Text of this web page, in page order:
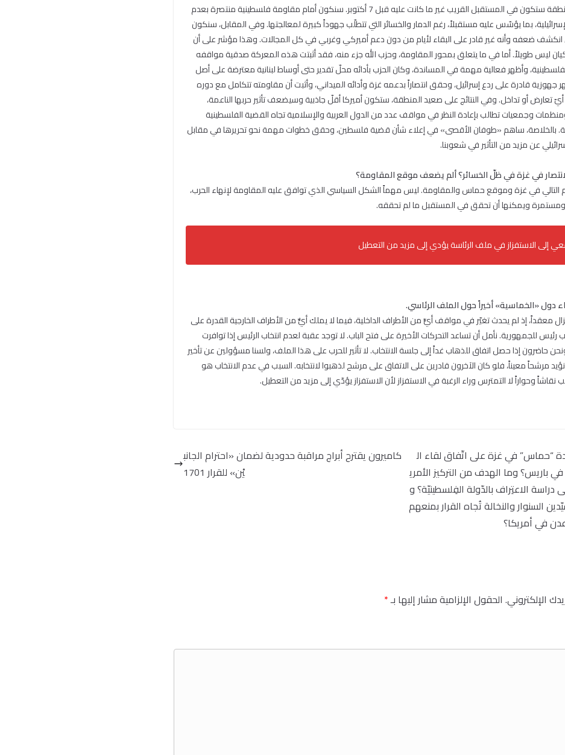
من المؤكد أن المنطقة ستكون في المستقبل القريب غير ما كانت عليه قبل 7 أكتوبر. سنكون أمام مقاومة فلسطينية منتصرة بعدم
بما يؤسّس عليه مستقبلاً، رغم الدمار والخسائر التي تتطلّب جهوداً كبيرة لمعالجتها. وفي المقابل، سنكون
انكشف ضعفه وأنه غير قادر على البقاء لأيام من دون دعم أميركي وغربي في كل المجالات. وهذا مؤشر على أن
ليس طويلاً. أما في ما يتعلق بمحور المقاومة، وحزب الله جزء منه، فقد أثبتت هذه المعركة صدقية مواقفه
وأظهر فعالية مهمة في المساندة، وكان الحزب بأدائه محلّ تقدير حتى أوساط لبنانية معترضة على أصل
قادرة على ردع إسرائيل، وحقق انتصاراً بدعمه غزة وأدائه الميداني، وأثبت أن مقاومته تتكامل مع دوره
تعارض أو تداخل. وفي النتائج على صعيد المنطقة، ستكون أميركا أقلّ جاذبية وسيضعف تأثير حربها الناعمة،
وجمعيات تطالب بإعادة النظر في مواقف عدد من الدول العربية والإسلامية تجاه القضية الفلسطينية
بالخلاصة، ساهم «طوفان الأقصى» في إعلاء شأن قضية فلسطين، وحقق خطوات مهمة نحو تحريرها في مقابل
عن مزيد من التأثير في شعوبنا.
في غزة في ظلّ الخسائر؟ ألم يضعف موقع المقاومة؟
التالي في غزة وموقع حماس والمقاومة. ليس مهماً الشكل السياسي الذي توافق عليه المقاومة لإنهاء الحرب،
ومستمرة ويمكنها أن تحقق في المستقبل ما لم تحققه.
إلى الاستفزاز في ملف الرئاسة يؤدي إلى مزيد من التعطيل
دول «الخماسية» أخيراً حول الملف الرئاسي.
معقداً، إذ لم يحدث تغيّر في مواقف أيٍّ من الأطراف الداخلية، فيما لا يملك أيٌّ من الأطراف الخارجية القدرة على
لانتخاب رئيس للجمهورية. نأمل أن تساعد التحركات الأخيرة على فتح الباب. لا توجد عقبة لعدم انتخاب الرئيس إذا توافرت
حاضرون إذا حصل اتفاق للذهاب غداً إلى جلسة الانتخاب. لا تأثير للحرب على هذا الملف، ولسنا مسؤولين عن تأخير
نؤيد مرشحاً معيناً، فلو كان الآخرون قادرين على الاتفاق على مرشح لذهبوا لانتخابه. السبب في عدم الانتخاب هو
نقاشاً وحواراً لا التمترس وراء الرغبة في الاستفزاز لأن الاستفزاز يؤدّي إلى مزيد من التعطيل.
“حماس” في غزة على اتّفاق لقاء ال
باريس؟ وما الهدف من التركيز الأمري
الاعتِراف بالدّولة الفِلسطينيّة؟ و
السنوار والنخالة تُجاه القرار بمنعهم
في أمريكا؟
كاميرون يقترح أبراج مراقبة حدودية لضمان «احترام الجانب
يْن» للقرار 1701
الإلكتروني. الحقول الإلزامية مشار إليها بـ*